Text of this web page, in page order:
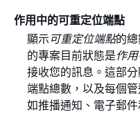
作用中的可重定位端點
顯示可重定位端點的
的專案目前狀態是作
接收您的訊息。這部
端點總數，以及每個
如推播通知、電子郵件